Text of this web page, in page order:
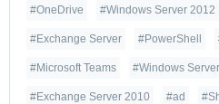
#OneDrive #Windows Server 2012
#Exchange Server #PowerShell
#Microsoft Teams #Windows Server
#Exchange Server 2010 #ad